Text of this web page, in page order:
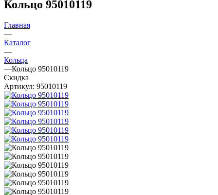
Кольцо 95010119
Главная
—
Каталог
—
Кольца
—Кольцо 95010119
Скидка
Артикул: 95010119